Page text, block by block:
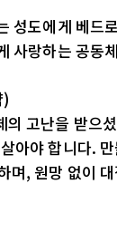
성도에게 베드
사랑하는 공동
의 고난을 받으
아야 합니다.
며, 원망 없이